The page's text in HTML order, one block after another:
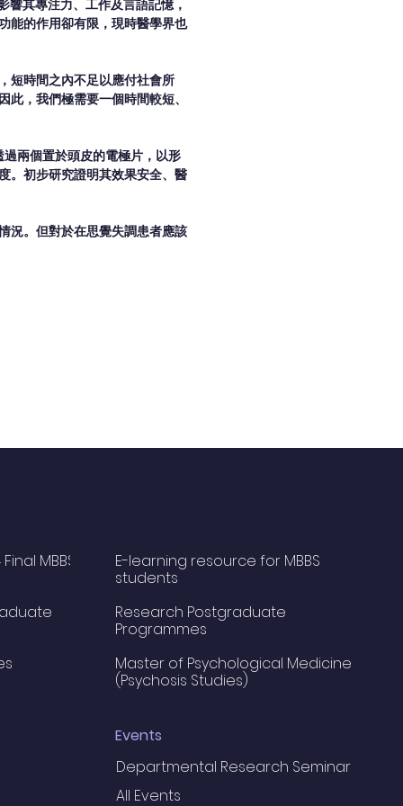
其專注力、工作及言語記憶，
能的作用卻有限，現時醫學界也
短時間之內不足以應付社會所
，我們極需要一個時間較短、
兩個置於頭皮的電極片，以形
。初步研究證明其效果安全、醫
況。但對於在思覺失調患者應該
MBBS
E-learning resource for MBBS
students
Research Postgraduate
Programmes
Master of Psychological Medicine
(Psychosis Studies)
Events
Departmental Research Seminar
All Events